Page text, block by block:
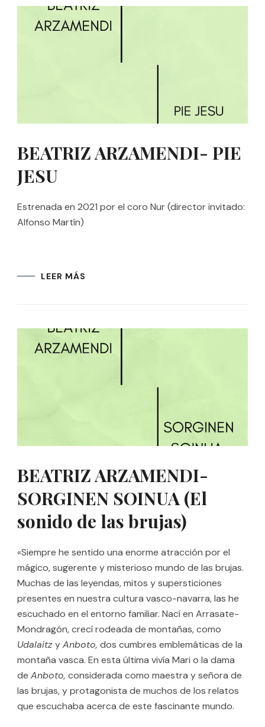
BEATRIZ ARZAMENDI- PIE
JESU
Estrenada en 2021 por el coro Nur (director invitado:
Alfonso Martín)
LEER MÁS
BEATRIZ ARZAMENDI-
SORGINEN SOINUA (El
sonido de las brujas)
«Siempre he sentido una enorme atracción por el
mágico, sugerente y misterioso mundo de las brujas.
Muchas de las leyendas, mitos y supersticiones
presentes en nuestra cultura vasco-navarra, las he
escuchado en el entorno familiar. Nací en Arrasate-
Mondragón, crecí rodeada de montañas, como
UdalaitzyAnboto, dos cumbres emblemáticas de la
montaña vasca. En esta última vivía Mari o la dama
de Anboto, considerada como maestra y señora de
las brujas, y protagonista de muchos de los relatos
que escuchaba acerca de este fascinante mundo.